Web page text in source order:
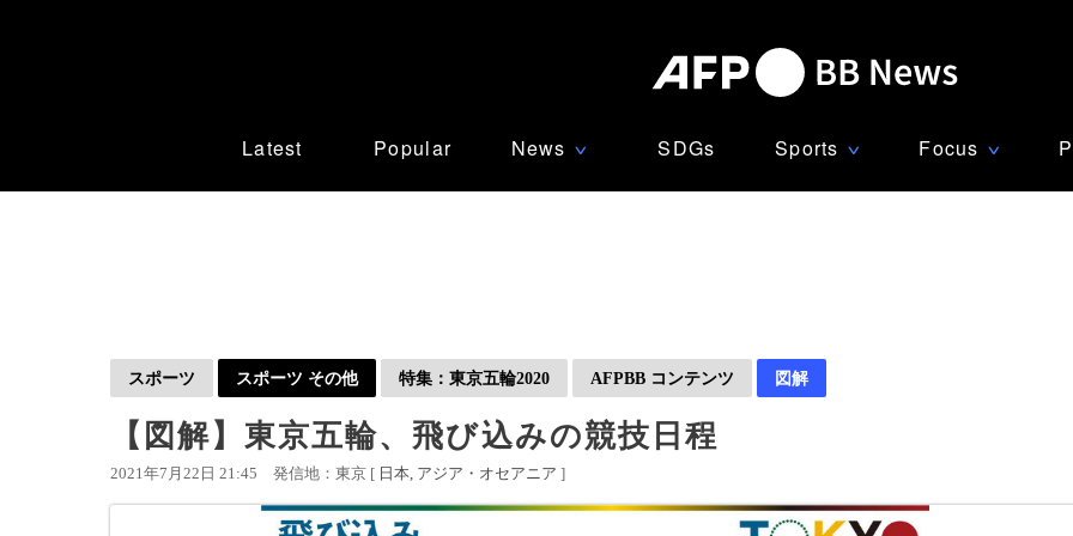
Latest Popular News ∨ SDGs Sports ∨ Focus ∨
スポーツ スポーツ その他 特集：東京五輪2020 AFPBB コンテンツ 図解
【図解】東京五輪、飛び込みの競技日程
2021年7月22日 21:45 発信地：東京 [ 日本 アジア・オセアニア ]